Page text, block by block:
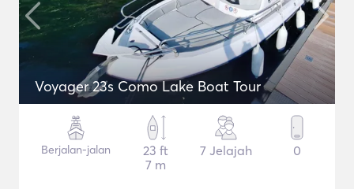
Voyager 23s Como Lake Boat Tour
Berjalan-jalan
23 ft
7 m
7 Jelajah 0